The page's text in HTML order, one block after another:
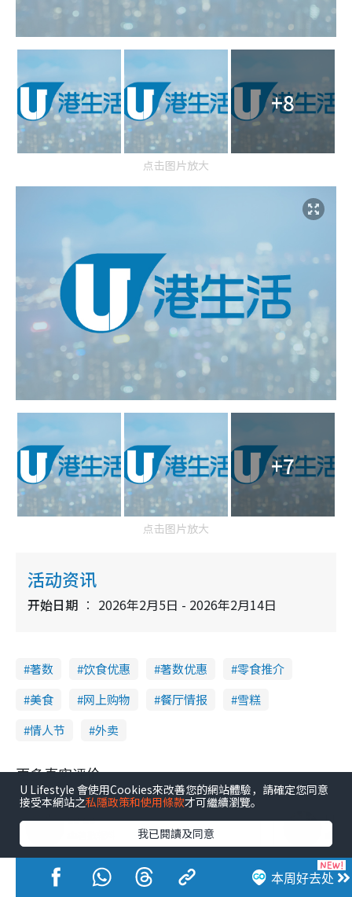
+8
点击图片放大
+7
点击图片放大
活动资讯
开始日期 2026年2月5日 - 2026年2月14日
著数 饮食优惠 著数优惠
零食推介
美食
网上购物 餐厅情报
雪糕
情人节
外卖
更多真实评价
co co
中環
唔好話我冇通知你🤫 Häagen-Dazs 1/3–9/3 激賞優惠！ 外
阅读更多
OK
着數爆料！
本周好去处
U Lifestyle 會使用Cookies來改善您的網站體驗，請確定您同意
接受本網站之私隱政策和使用條款才可繼續瀏覽。
我已閱讀及同意